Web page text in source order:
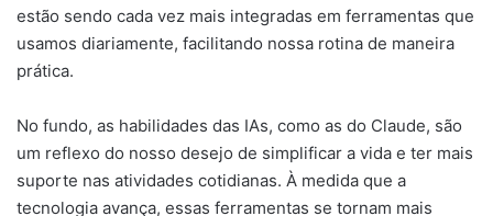
estão sendo cada vez mais integradas em ferramentas que
usamos diariamente, facilitando nossa rotina de maneira
prática.
No fundo, as habilidades das IAs, como as do Claude, são
um reflexo do nosso desejo de simplificar a vida e ter mais
suporte nas atividades cotidianas. À medida que a
tecnologia avança, essas ferramentas se tornam mais